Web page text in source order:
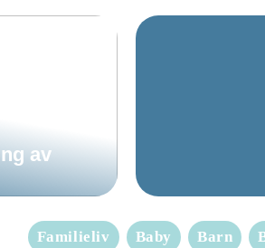
av
Familieliv Baby Barn